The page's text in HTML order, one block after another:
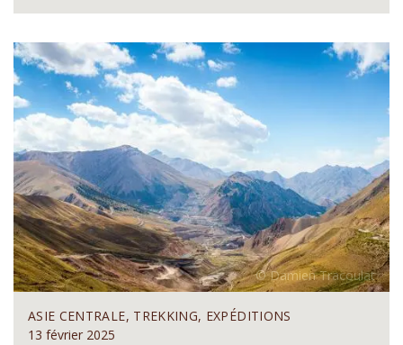
ASIE CENTRALE, TREKKING, EXPÉDITIONS
13 février 2025